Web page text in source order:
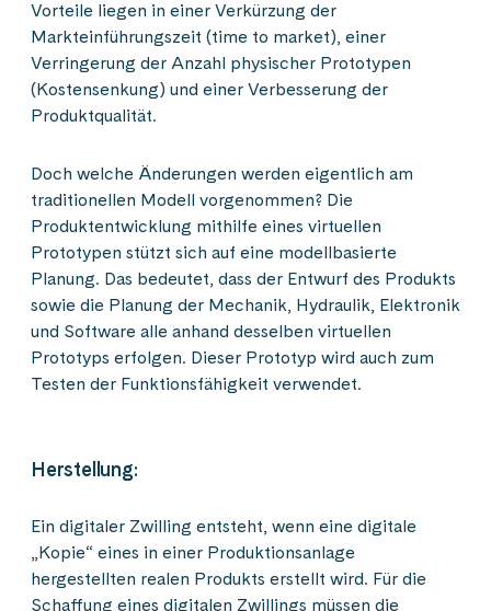
Vorteile liegen in einer Verkürzung der
Markteinführungszeit (time to market), einer
Verringerung der Anzahl physischer Prototypen
(Kostensenkung) und einer Verbesserung der
Produktqualität.
Doch welche Änderungen werden eigentlich am
traditionellen Modell vorgenommen? Die
Produktentwicklung mithilfe eines virtuellen
Prototypen stützt sich auf eine modellbasierte
Planung. Das bedeutet, dass der Entwurf des Produkts
sowie die Planung der Mechanik, Hydraulik, Elektronik
und Software alle anhand desselben virtuellen
Prototyps erfolgen. Dieser Prototyp wird auch zum
Testen der Funktionsfähigkeit verwendet.
Herstellung:
Ein digitaler Zwilling entsteht, wenn eine digitale
„Kopie“ eines in einer Produktionsanlage
hergestellten realen Produkts erstellt wird. Für die
Schaffung eines digitalen Zwillings müssen die